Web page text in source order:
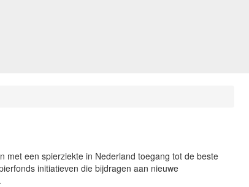
met een spierziekte in Nederland toegang tot de beste
initiatieven die bijdragen aan nieuwe